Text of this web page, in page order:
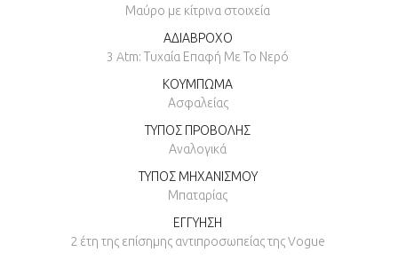
Μαύρο με κίτρινα στοιχεία
ΑΔΙΑΒΡΟΧΟ
3 Atm: Τυχαία Επαφή Με Το Νερό
ΚΟΥΜΠΩΜΑ
Ασφαλείας
ΤΥΠΟΣ ΠΡΟΒΟΛΗΣ
Αναλογικά
ΤΥΠΟΣ ΜΗΧΑΝΙΣΜΟΥ
Μπαταρίας
ΕΓΓΥΗΣΗ
2 έτη της επίσημης αντιπροσωπείας της Vogue